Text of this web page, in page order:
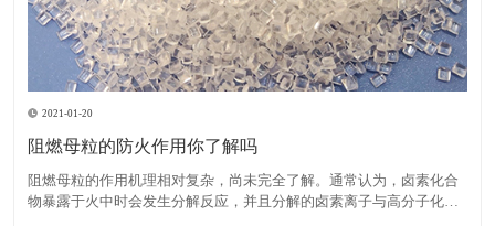
2021-01-20
阻燃母粒的防火作用你了解吗
阻燃母粒的作用机理相对复杂，尚未完全了解。通常认为，卤素化合
物暴露于火中时会发生分解反应，并且分解的卤素离子与高分子化合